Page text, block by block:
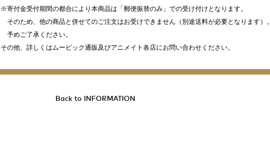
※寄付金受付期間の都合により本商品は「郵便振替のみ」での受け付けとなります。
そのため、他の商品と併せてのご注文はお受けできません（別途送料が必要となります）。
予めご了承ください。
その他、詳しくはムービック通販及びアニメイト各店にお問い合わせください。
Back to INFORMATION